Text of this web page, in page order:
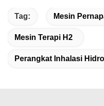
Tag: Mesin
Mesin Terapi H2
Perangkat Inhalasi